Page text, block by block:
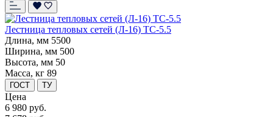
Лестница тепловых сетей (Л-16) ТС-5.5
Длина, мм 5500
Ширина, мм 500
Высота, мм 50
Масса, кг 89
ГОСТ ТУ
Цена
6 980 руб.